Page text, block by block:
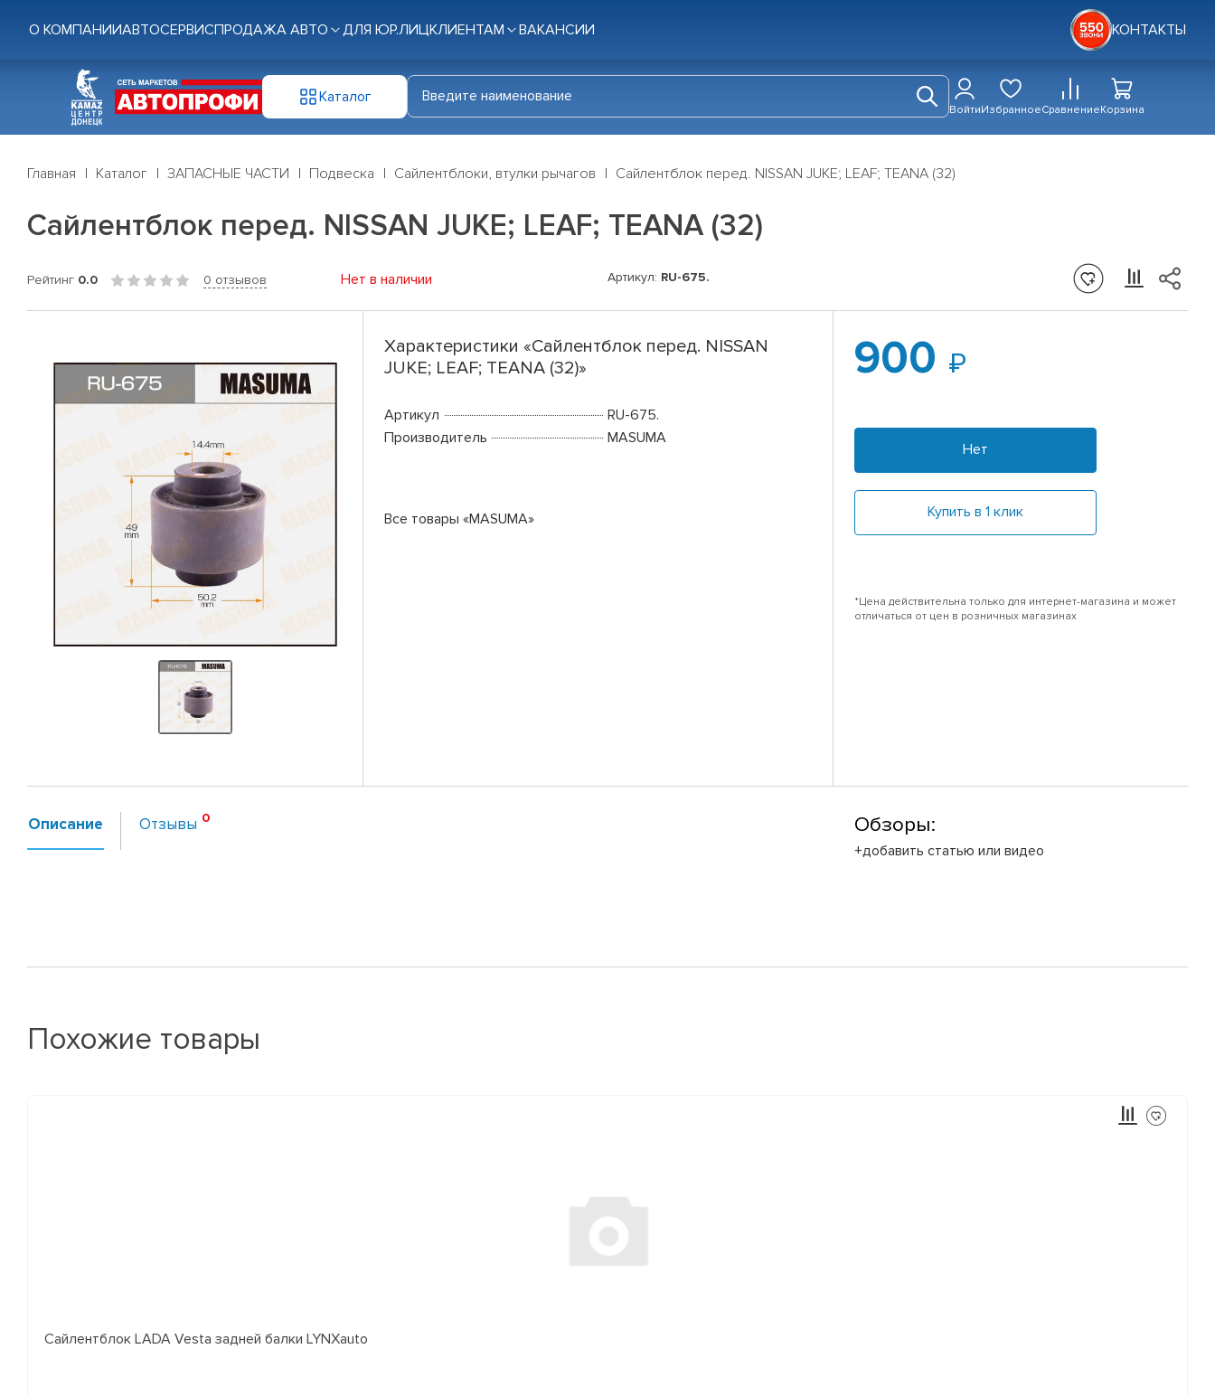
О КОМПАНИИАВТОСЕРВИСПРОДАЖА АВТО ДЛЯ ЮР.ЛИЦКЛИЕНТАМ ВАКАНСИИ КОНТАКТЫ
Каталог
ВойтиИзбранноеСравнениеКорзина
Главная Каталог ЗАПАСНЫЕ ЧАСТИ Подвеска Сайлентблоки, втулки рычагов Сайлентблок перед. NISSAN JUKE; LEAF; TEANA (32)
Сайлентблок перед. NISSAN JUKE; LEAF; TEANA (32)
Рейтинг 0.0 0 отзывов Нет в наличии Артикул: RU-675.
Характеристики «Сайлентблок перед. NISSAN
JUKE; LEAF; TEANA (32)»
Артикул
RU-675.
Производитель
MASUMA
Все товары «MASUMA»
900
Нет
Купить в 1 клик
*Цена действительна только для интернет-магазина и может
отличаться от цен в розничных магазинах
Описание Отзывы Обзоры:
+добавить статью или видео
Похожие товары
Сайлентблок LADA Vesta задней балки LYNXauto